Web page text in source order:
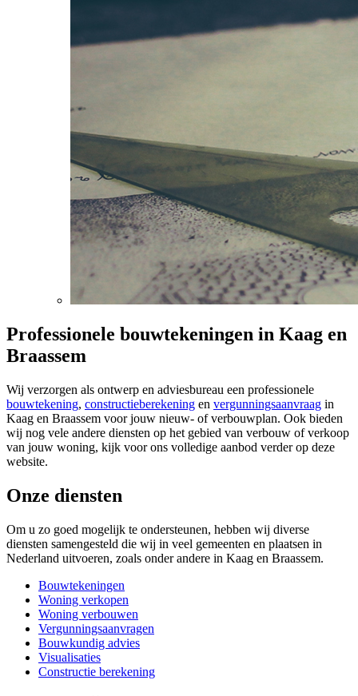
Professionele bouwtekeningen in Kaag en
Braassem
Wij verzorgen als ontwerp en adviesbureau een professionele
bouwtekening, constructieberekening en vergunningsaanvraag in
Kaag en Braassem voor jouw nieuw- of verbouwplan. Ook bieden
wij nog vele andere diensten op het gebied van verbouw of verkoop
van jouw woning, kijk voor ons volledige aanbod verder op deze
website.
Onze diensten
Om u zo goed mogelijk te ondersteunen, hebben wij diverse
diensten samengesteld die wij in veel gemeenten en plaatsen in
Nederland uitvoeren, zoals onder andere in Kaag en Braassem.
Bouwtekeningen
Woning verkopen
Woning verbouwen
Vergunningsaanvragen
Bouwkundig advies
Visualisaties
Constructie berekening